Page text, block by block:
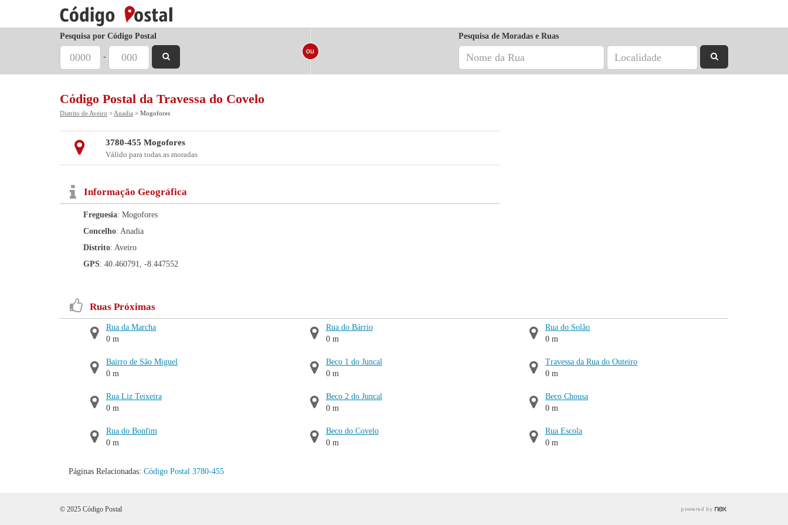
Pesquisa por Código Postal
-
Pesquisa de Moradas e Ruas
Código Postal da Travessa do Covelo
Distrito de Aveiro > Anadia > Mogofores
3780-455 Mogofores
Válido para todas as moradas
Informação Geográfica
Freguesia: Mogofores
Concelho: Anadia
Distrito: Aveiro
GPS: 40.460791, -8.447552
Ruas Próximas
Rua da Marcha
0 m
Bairro de São Miguel
0 m
Rua Liz Teixeira
0 m
Rua do Bonfim
0 m
Rua do Bárrio
0 m
Beco 1 do Juncal
0 m
Beco 2 do Juncal
0 m
Beco do Covelo
0 m
Rua do Solão
0 m
Travessa da Rua do Outeiro
0 m
Beco Chousa
0 m
Rua Escola
0 m
Páginas Relacionadas: Código Postal 3780-455
© 2025 Código Postal